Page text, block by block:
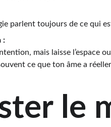
parlent toujours de ce qui
:
mais laisse l’espace
ce que ton âme a
le